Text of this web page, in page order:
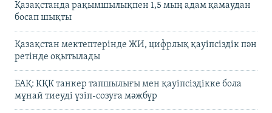
Қазақстанда рақымшылықпен 1,5 мың адам қамаудан
босап шықты
Қазақстан мектептерінде ЖИ, цифрлық қауіпсіздік пән
ретінде оқытылады
БАҚ: КҚК танкер тапшылығы мен қауіпсіздікке бола
мұнай тиеуді үзіп-созуға мәжбүр